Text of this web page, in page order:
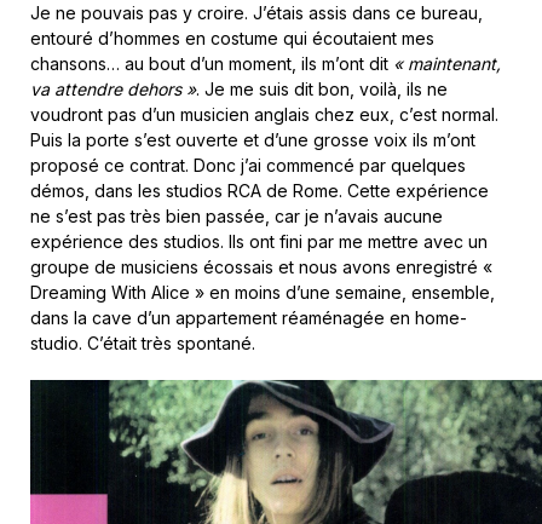
Je ne pouvais pas y croire. J’étais assis dans ce bureau,
entouré d’hommes en costume qui écoutaient mes
chansons… au bout d’un moment, ils m’ont dit « maintenant,
va attendre dehors ». Je me suis dit bon, voilà, ils ne
voudront pas d’un musicien anglais chez eux, c’est normal.
Puis la porte s’est ouverte et d’une grosse voix ils m’ont
proposé ce contrat. Donc j’ai commencé par quelques
démos, dans les studios RCA de Rome. Cette expérience
ne s’est pas très bien passée, car je n’avais aucune
expérience des studios. Ils ont fini par me mettre avec un
groupe de musiciens écossais et nous avons enregistré «
Dreaming With Alice » en moins d’une semaine, ensemble,
dans la cave d’un appartement réaménagée en home-
studio. C’était très spontané.